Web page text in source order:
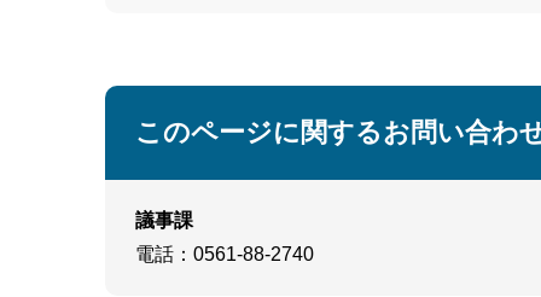
このページに関するお問い合わ
議事課
電話 ：0561-88-2740